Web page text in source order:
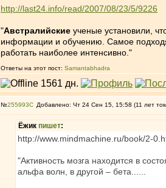
http://last24.info/read/2007/08/23/5/9226
"Австралийские ученые установили,
информации и обучению. Самое
работать наиболее интенсивно."
Ответы на этот пост: Samantabhadra
№255993 Добавлено: Чт 24 Сен 15, 15:58 (11 лет
Ёжик пишет:
http://www.mindmachine.ru/book/2-
"Активность мозга находится в
альфа волн, в другой – бета......